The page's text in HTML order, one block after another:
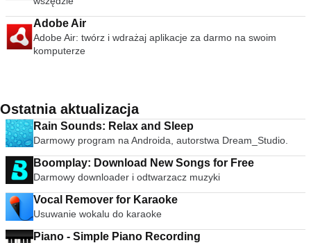
Adobe Air
Adobe Air: twórz i wdrażaj aplikacje za darmo na swoim
komputerze
Ostatnia aktualizacja
Rain Sounds: Relax and Sleep
Darmowy program na Androida, autorstwa Dream_Studio.
Boomplay: Download New Songs for Free
Darmowy downloader i odtwarzacz muzyki
Vocal Remover for Karaoke
Usuwanie wokalu do karaoke
Piano - Simple Piano Recording